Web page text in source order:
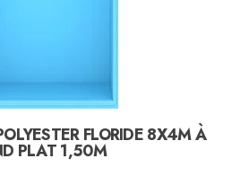
FLORIDE 8X4M À
PLAT 1,50M